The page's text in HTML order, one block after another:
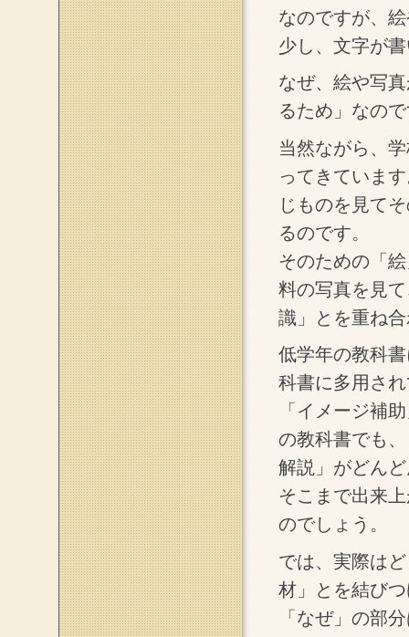
なのですが、
少し、文字が
なぜ、絵や写
るため」なの
当然ながら、
ってきていま
じものを見て
るのです。
そのための「
料の写真を見
識」とを重ね
低学年の教科
科書に多用さ
「イメージ補
の教科書でも
解説」がどん
そこまで出来
のでしょう。
では、実際は
材」とを結び
「なぜ」の部